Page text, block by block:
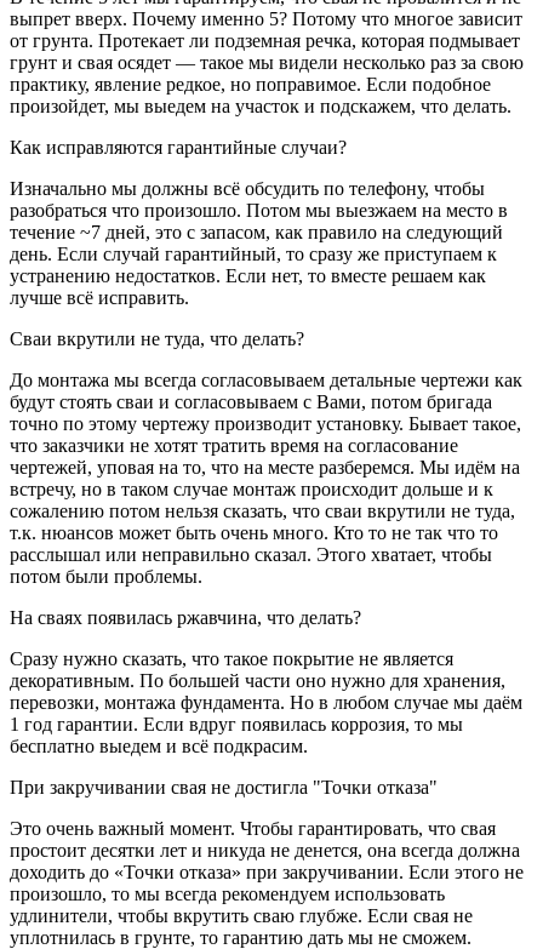
выпрет вверх. Почему именно 5? Потому что многое зависит
от грунта. Протекает ли подземная речка, которая подмывает
грунт и свая осядет — такое мы видели несколько раз за свою
практику, явление редкое, но поправимое. Если подобное
произойдет, мы выедем на участок и подскажем, что делать.
Как исправляются гарантийные случаи?
Изначально мы должны всё обсудить по телефону, чтобы
разобраться что произошло. Потом мы выезжаем на место в
течение ~7 дней, это с запасом, как правило на следующий
день. Если случай гарантийный, то сразу же приступаем к
устранению недостатков. Если нет, то вместе решаем как
лучше всё исправить.
Сваи вкрутили не туда, что делать?
До монтажа мы всегда согласовываем детальные чертежи как
будут стоять сваи и согласовываем с Вами, потом бригада
точно по этому чертежу производит установку. Бывает такое,
что заказчики не хотят тратить время на согласование
чертежей, уповая на то, что на месте разберемся. Мы идём на
встречу, но в таком случае монтаж происходит дольше и к
сожалению потом нельзя сказать, что сваи вкрутили не туда,
т.к. нюансов может быть очень много. Кто то не так что то
расслышал или неправильно сказал. Этого хватает, чтобы
потом были проблемы.
На сваях появилась ржавчина, что делать?
Сразу нужно сказать, что такое покрытие не является
декоративным. По большей части оно нужно для хранения,
перевозки, монтажа фундамента. Но в любом случае мы даём
1 год гарантии. Если вдруг появилась коррозия, то мы
бесплатно выедем и всё подкрасим.
При закручивании свая не достигла "Точки отказа"
Это очень важный момент. Чтобы гарантировать, что свая
простоит десятки лет и никуда не денется, она всегда должна
доходить до «Точки отказа» при закручивании. Если этого не
произошло, то мы всегда рекомендуем использовать
удлинители, чтобы вкрутить сваю глубже. Если свая не
уплотнилась в грунте, то гарантию дать мы не сможем.